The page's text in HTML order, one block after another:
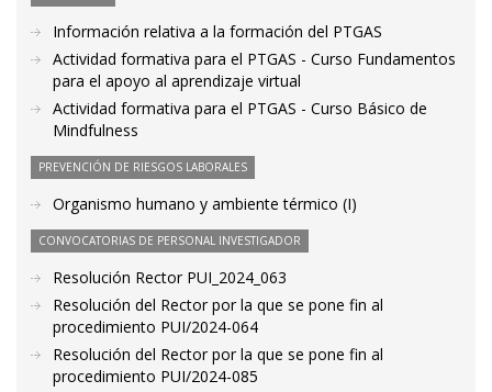
Información relativa a la formación del PTGAS
Actividad formativa para el PTGAS - Curso Fundamentos
para el apoyo al aprendizaje virtual
Actividad formativa para el PTGAS - Curso Básico de
Mindfulness
PREVENCIÓN DE RIESGOS LABORALES
Organismo humano y ambiente térmico (I)
CONVOCATORIAS DE PERSONAL INVESTIGADOR
Resolución Rector PUI_2024_063
Resolución del Rector por la que se pone fin al
procedimiento PUI/2024-064
Resolución del Rector por la que se pone fin al
procedimiento PUI/2024-085